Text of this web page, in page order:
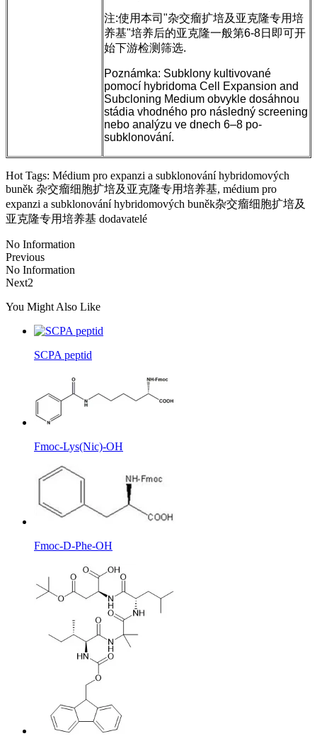
注:使用本司"杂交瘤扩培及亚克隆专用培
养基"培养后的亚克隆一般第6-8日即可开
始下游检测筛选.
Poznámka: Subklony kultivované
pomocí hybridoma Cell Expansion and
Subcloning Medium obvykle dosáhnou
stádia vhodného pro následný screening
nebo analýzu ve dnech 6–8 po-
subklonování.
Hot Tags: Médium pro expanzi a subklonování hybridomových
buněk 杂交瘤细胞扩培及亚克隆专用培养基, médium pro
expanzi a subklonování hybridomových buněk杂交瘤细胞扩培及
亚克隆专用培养基 dodavatelé
No Information
Previous
No Information
Next2
You Might Also Like
SCPA peptid
Fmoc-Lys(Nic)-OH
Fmoc-D-Phe-OH